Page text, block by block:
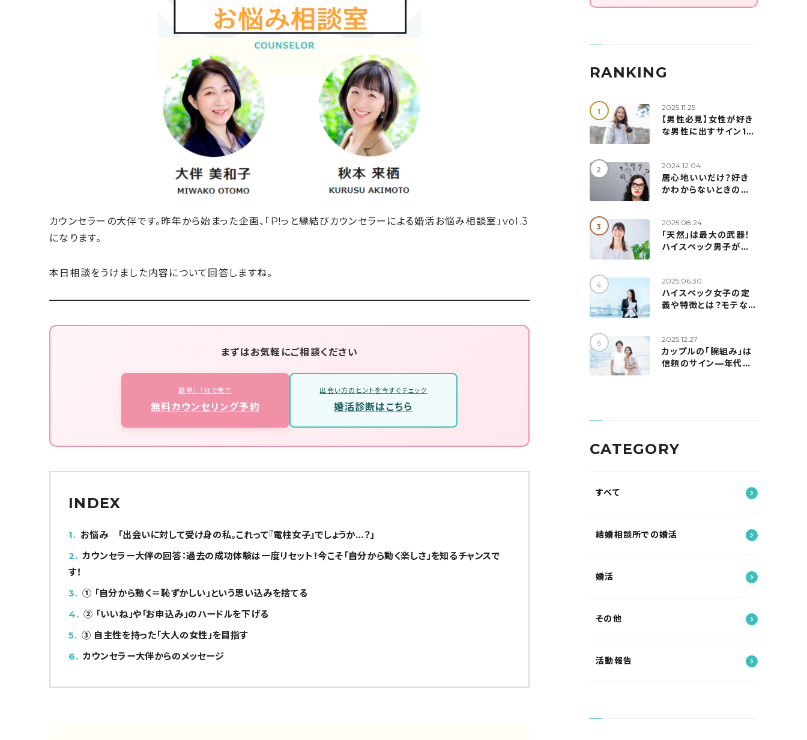
カウンセラーの大伴です。昨年から始まった企画、「P!っと縁結びカウンセラーによる婚活お悩み相談室」vol.3
になります。
本日相談をうけました内容について回答しますね。
まずはお気軽にご相談ください
簡単！ 1分で完了
無料カウンセリング予約
出会い方のヒントを今すぐチェック
婚活診断はこちら
INDEX
1
お悩み 「出会いに対して受け身の私。これって『電柱女子』でしょうか…？」
2
カウンセラー大伴の回答：過去の成功体験は一度リセット！今こそ「自分から動く楽しさ」を知るチャンスで
す！
3
① 「自分から動く＝恥ずかしい」という思い込みを捨てる
4
② 「いいね」や「お申込み」のハードルを下げる
5
③ 自主性を持った「大人の女性」を目指す
6
カウンセラー大伴からのメッセージ
RANKING
2025.11.25
【男性必見】女性が好き
な男性に出すサイン10
解説
2024.12.04
居心地いいだけ？好き
かわからないときの見
2025.08.24
「天然」は最大の武器！
ハイスペック男子が惹
2025.06.30
ハイスペック女子の定
義や特徴とは？モテない
2025.12.27
カップルの「腕組み」は
信頼のサイン—年代別
CATEGORY
すべて
結婚相談所での婚活
婚活
その他
活動報告